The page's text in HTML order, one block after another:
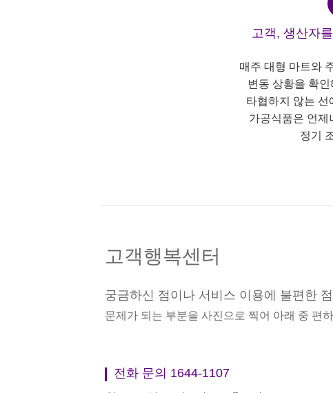
고객, 생산자
매주 대형 마트와
변동 상황을 확
타협하지 않는 선
가공식품은 언제
정기
고객행복센터
궁금하신 점이나 서비스 이용에 불편한
문제가 되는 부분을 사진으로 찍어 아래 중 편
전화 문의 1644-1107